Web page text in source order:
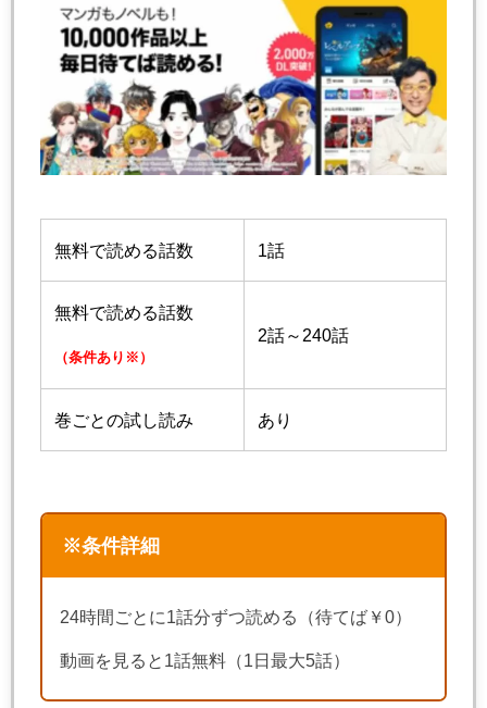
無料で読める話数 1話
無料で読める話数
（条件あり※）
2話～240話
巻ごとの試し読み あり
※条件詳細
24時間ごとに1話分ずつ読める（待てば￥0）
動画を見ると1話無料（1日最大5話）